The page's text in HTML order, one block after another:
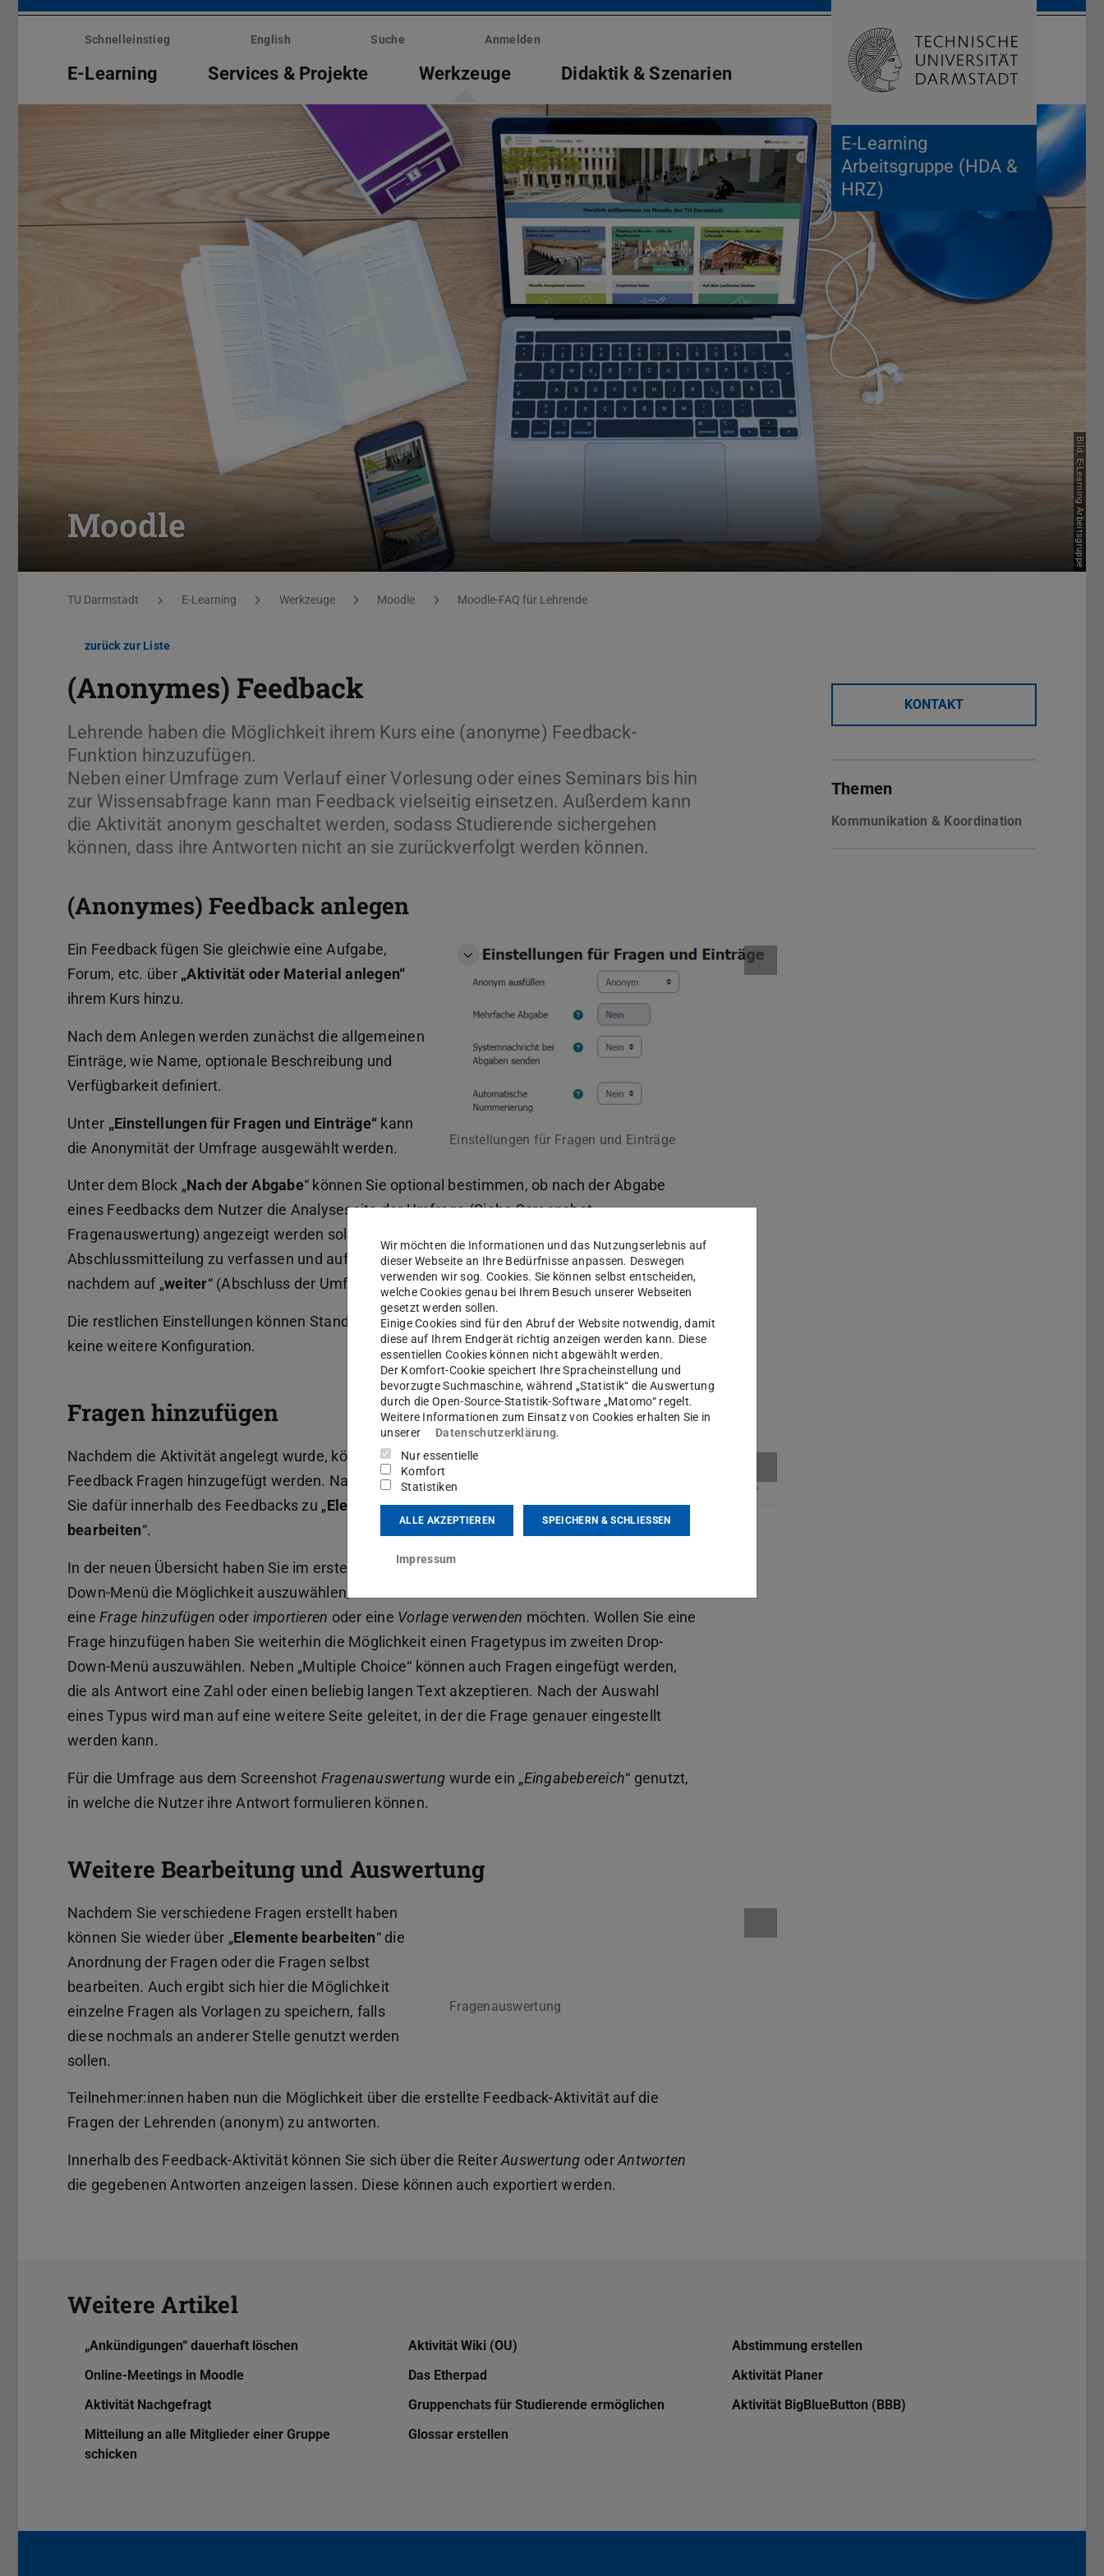
Menü
überspringen
E-Learning
Arbeitsgruppe (HDA &
HRZ)
Schnelleinstieg English Suche Anmelden
E-Learning Services & Projekte Werkzeuge Didaktik & Szenarien Suche öffnen
Moodle Bild: E-Learning Arbeitsgruppe
Sie befinden sich hier:
TU Darmstadt E-Learning Werkzeuge Moodle Moodle-FAQ für Lehrende
zurück zur Liste
(Anonymes) Feedback
Lehrende haben die Möglichkeit ihrem Kurs eine (anonyme) Feedback-
Funktion hinzuzufügen.
Neben einer Umfrage zum Verlauf einer Vorlesung oder eines Seminars bis hin
zur Wissensabfrage kann man Feedback vielseitig einsetzen. Außerdem kann
die Aktivität anonym geschaltet werden, sodass Studierende sichergehen
können, dass ihre Antworten nicht an sie zurückverfolgt werden können.
(Anonymes) Feedback anlegen
Einstellungen für Fragen und Einträge
Ein Feedback fügen Sie gleichwie eine Aufgabe,
Forum, etc. über „Aktivität oder Material anlegen“
ihrem Kurs hinzu.
Nach dem Anlegen werden zunächst die allgemeinen
Einträge, wie Name, optionale Beschreibung und
Verfügbarkeit definiert.
Unter „Einstellungen für Fragen und Einträge“ kann
die Anonymität der Umfrage ausgewählt werden.
Unter dem Block „Nach der Abgabe“ können Sie optional bestimmen, ob nach der Abgabe
eines Feedbacks dem Nutzer die Analyseseite der Umfrage (Siehe Screenshot
Fragenauswertung) angezeigt werden soll. Des Weiteren gibt es die Möglichkeit eine
Abschlussmitteilung zu verfassen und auf einen weiterführenden Link zu verweisen,
nachdem auf „weiter“ (Abschluss der Umfrage) geklickt wird.
Die restlichen Einstellungen können Standards gemäß übernommen werden und benötigen
keine weitere Konfiguration.
Fragen hinzufügen
Frage hinzufügen
Nachdem die Aktivität angelegt wurde, können dem
Feedback Fragen hinzugefügt werden. Navigieren
Sie dafür innerhalb des Feedbacks zu „Elemente
bearbeiten“.
In der neuen Übersicht haben Sie im ersten Drop-
Down-Menü die Möglichkeit auszuwählen, ob Sie
eineFrage hinzufügen oder importieren oder eine Vorlage verwenden möchten. Wollen Sie eine
Frage hinzufügen haben Sie weiterhin die Möglichkeit einen Fragetypus im zweiten Drop-
Down-Menü auszuwählen. Neben „Multiple Choice“ können auch Fragen eingefügt werden,
die als Antwort eine Zahl oder einen beliebig langen Text akzeptieren. Nach der Auswahl
eines Typus wird man auf eine weitere Seite geleitet, in der die Frage genauer eingestellt
werden kann.
Für die Umfrage aus dem Screenshot Fragenauswertung wurde ein „Eingabebereich“ genutzt,
in welche die Nutzer ihre Antwort formulieren können.
Weitere Bearbeitung und Auswertung
Fragenauswertung
Nachdem Sie verschiedene Fragen erstellt haben
können Sie wieder über „Elemente bearbeiten“ die
Anordnung der Fragen oder die Fragen selbst
bearbeiten. Auch ergibt sich hier die Möglichkeit
einzelne Fragen als Vorlagen zu speichern, falls
diese nochmals an anderer Stelle genutzt werden
sollen.
Teilnehmer:innen haben nun die Möglichkeit über die erstellte Feedback-Aktivität auf die
Fragen der Lehrenden (anonym) zu antworten.
Innerhalb des Feedback-Aktivität können Sie sich über die ReiterAuswertung oderAntworten
die gegebenen Antworten anzeigen lassen. Diese können auch exportiert werden.
KONTAKT
Themen
Kommunikation & Koordination
Weitere Artikel
„Ankündigungen“ dauerhaft löschen
Online-Meetings in Moodle
Aktivität Nachgefragt
Mitteilung an alle Mitglieder einer Gruppe
schicken
Aktivität Wiki (OU)
Das Etherpad
Gruppenchats für Studierende ermöglichen
Glossar erstellen
Abstimmung erstellen
Aktivität Planer
Aktivität BigBlueButton (BBB)
Wir möchten die Informationen und das Nutzungserlebnis auf
dieser Webseite an Ihre Bedürfnisse anpassen. Deswegen
verwenden wir sog. Cookies. Sie können selbst entscheiden,
welche Cookies genau bei Ihrem Besuch unserer Webseiten
gesetzt werden sollen.
Einige Cookies sind für den Abruf der Website notwendig, damit
diese auf Ihrem Endgerät richtig anzeigen werden kann. Diese
essentiellen Cookies können nicht abgewählt werden.
Der Komfort-Cookie speichert Ihre Spracheinstellung und
bevorzugte Suchmaschine, während „Statistik“ die Auswertung
durch die Open-Source-Statistik-Software „Matomo“ regelt.
Weitere Informationen zum Einsatz von Cookies erhalten Sie in
unserer
Datenschutzerklärung.
Nur essentielle
Komfort
Statistiken
ALLE AKZEPTIEREN SPEICHERN & SCHLIESSEN
Impressum